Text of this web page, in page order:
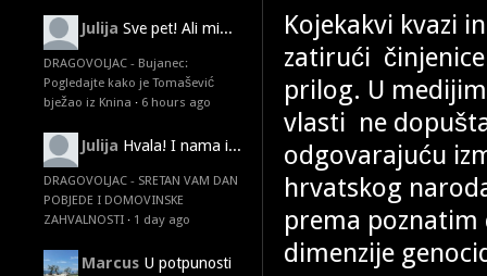
Julija Sve pet! Ali mi...
DRAGOVOLJAC - Bujanec:
Pogledajte kako je Tomašević
bježao iz Knina · 6 hours ago
Julija Hvala! I nama i...
DRAGOVOLJAC - SRETAN VAM DAN
POBJEDE I DOMOVINSKE
ZAHVALNOSTI · 1 day ago
Marcus U potpunosti
Kojekakvi kvazi
zatirući
prilog. U
vlasti ne
odgovarajuću
hrvatskog
prema poznatim
dimenzije